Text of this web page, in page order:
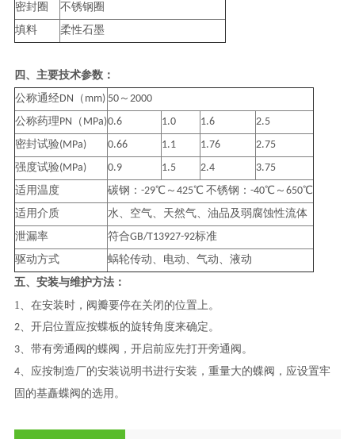
密封圈
不锈钢圈
填料
柔性石墨
四、主要技术参数：
公称通经DN（mm) 50～2000
公称药理PN（MPa)0.6 1.0 1.6
2.5
密封试验(MPa)
0.66 1.1 1.76
2.75
强度试验(MPa)
0.9 1.5 2.4
3.75
适用温度
碳钢：-29℃～425℃ 不锈钢：-40℃～650℃
适用介质
水、空气、天然气、油品及弱腐蚀性流体
泄漏率
符合GB/T13927-92标准
驱动方式
蜗轮传动、电动、气动、液动
五、安装与维护方法：
1、在安装时，阀瓣要停在关闭的位置上。
2、开启位置应按蝶板的旋转角度来确定。
3、带有旁通阀的蝶阀，开启前应先打开旁通阀。
4、应按制造厂的安装说明书进行安装，重量大的蝶阀，应设置牢
固的基矗蝶阀的选用。